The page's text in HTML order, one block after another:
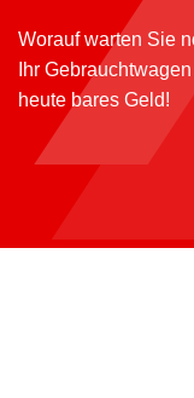
Worauf warten Sie
Ihr
heute bares Geld!